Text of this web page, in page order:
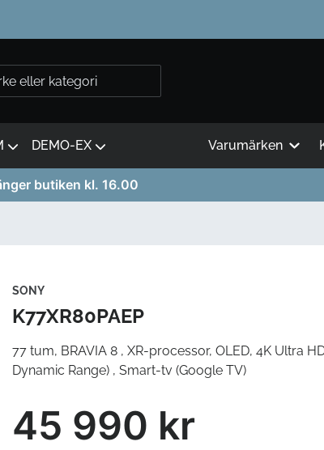
DEMO-EX Varumärken
butiken kl. 16.00
SONY
K77XR80PAEP
77 tum, BRAVIA 8 , XR-processor, OLED, 4K Ultra
Dynamic Range) , Smart-tv (Google TV)
45 990 kr